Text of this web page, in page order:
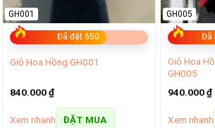
Đã đặt 650
GH001
Giỏ Hoa Hồng GH001
840.000₫
Xem nhanh ĐẶT MUA
Đã
GH005
Giỏ Hoa
GH005
940.000₫
Xem nhanh